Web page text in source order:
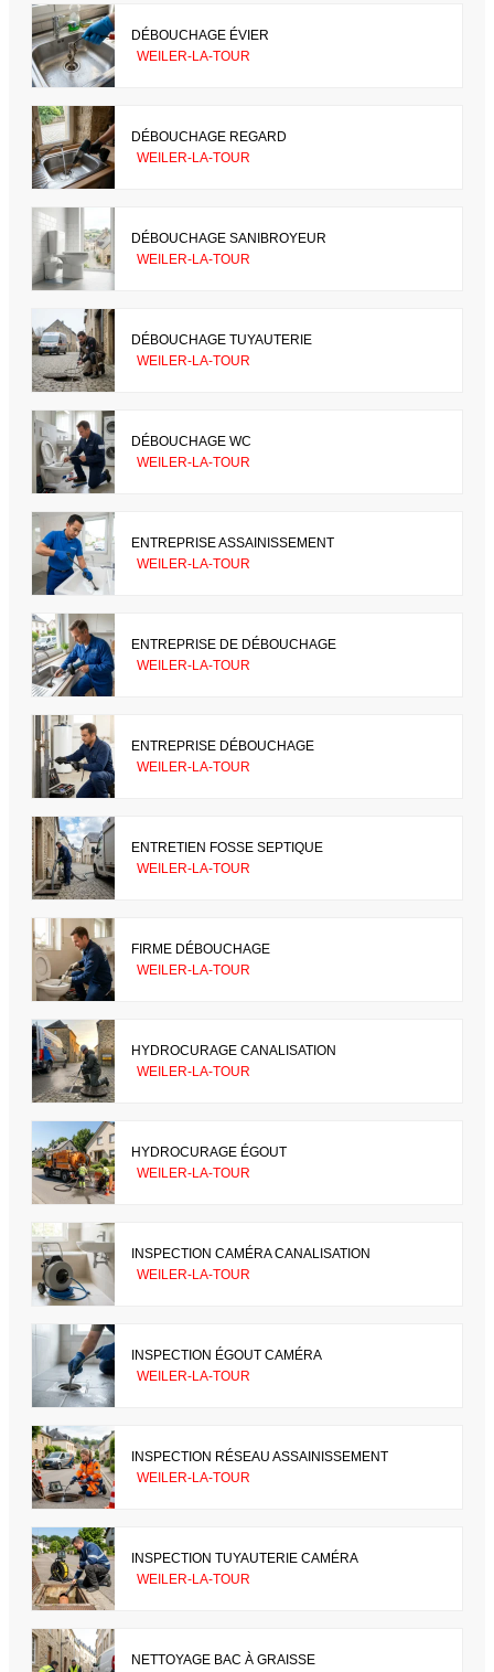
DÉBOUCHAGE ÉVIER
WEILER-LA-TOUR
DÉBOUCHAGE REGARD
WEILER-LA-TOUR
DÉBOUCHAGE SANIBROYEUR
WEILER-LA-TOUR
DÉBOUCHAGE TUYAUTERIE
WEILER-LA-TOUR
DÉBOUCHAGE WC
WEILER-LA-TOUR
ENTREPRISE ASSAINISSEMENT
WEILER-LA-TOUR
ENTREPRISE DE DÉBOUCHAGE
WEILER-LA-TOUR
ENTREPRISE DÉBOUCHAGE
WEILER-LA-TOUR
ENTRETIEN FOSSE SEPTIQUE
WEILER-LA-TOUR
FIRME DÉBOUCHAGE
WEILER-LA-TOUR
HYDROCURAGE CANALISATION
WEILER-LA-TOUR
HYDROCURAGE ÉGOUT
WEILER-LA-TOUR
INSPECTION CAMÉRA CANALISATION
WEILER-LA-TOUR
INSPECTION ÉGOUT CAMÉRA
WEILER-LA-TOUR
INSPECTION RÉSEAU ASSAINISSEMENT
WEILER-LA-TOUR
INSPECTION TUYAUTERIE CAMÉRA
WEILER-LA-TOUR
NETTOYAGE BAC À GRAISSE